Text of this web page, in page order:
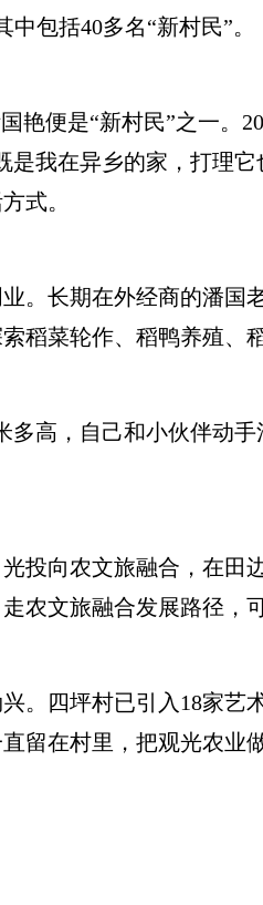
包括40多名“新村民”。
便是“新村民”之一。
是我在异乡的家，打理
式。
长期在外经商的潘国老
稻菜轮作、稻鸭养殖、
高，自己和小伙伴动手
向农文旅融合，在田边
农文旅融合发展路径，
四坪村已引入18家艺术
留在村里，把观光农业